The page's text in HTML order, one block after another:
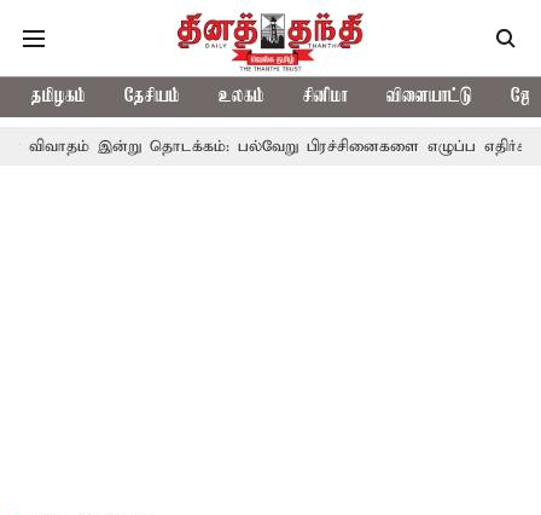
தமிழகம் தேசியம் உலகம் சினிமா விளையாட்டு
தொடக்கம்: பல்வேறு பிரச்சினைகளை எழுப்ப எதிர்க்கட்சிகள்